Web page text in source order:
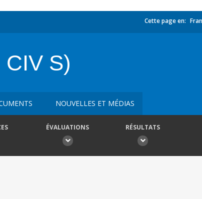
Cette page en:
S)
NOUVELLES ET MÉDIAS
ÉVALUATIONS RÉSULTATS